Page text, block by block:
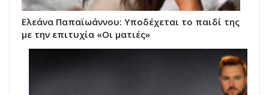
Ελεάνα Παπαϊωάννου: Υποδέχεται το παιδί της
με την επιτυχία «Οι ματιές»